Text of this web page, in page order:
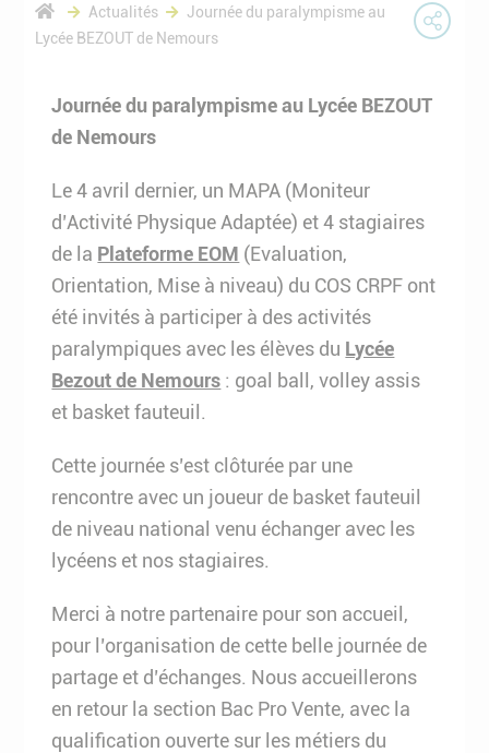
Actualités
Journée du paralympisme au
Lycée BEZOUT de Nemours
Journée du paralympisme au Lycée BEZOUT
de Nemours
Le 4 avril dernier, un MAPA (Moniteur
d’Activité Physique Adaptée) et 4 stagiaires
de la Plateforme EOM (Evaluation,
Orientation, Mise à niveau) du COS CRPF ont
été invités à participer à des activités
paralympiques avec les élèves du Lycée
Bezout de Nemours : goal ball, volley assis
et basket fauteuil.
Cette journée s’est clôturée par une
rencontre avec un joueur de basket fauteuil
de niveau national venu échanger avec les
lycéens et nos stagiaires.
Merci à notre partenaire pour son accueil,
pour l’organisation de cette belle journée de
partage et d’échanges. Nous accueillerons
en retour la section Bac Pro Vente, avec la
qualification ouverte sur les métiers du